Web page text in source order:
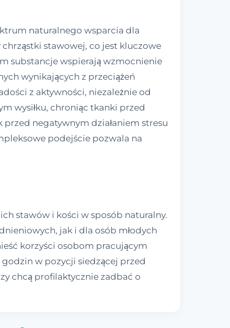
naturalnego wsparcia dla
stawowej, co jest kluczowe
substancje wspierają wzmocnienie
wynikających z przeciążeń
z aktywności, niezależnie od
wysiłku, chroniąc tkanki przed
negatywnym działaniem stresu
podejście pozwala na
stawów i kości w sposób naturalny.
jak i dla osób młodych
korzyści osobom pracującym
godzin w pozycji siedzącej przed
chcą profilaktycznie zadbać o